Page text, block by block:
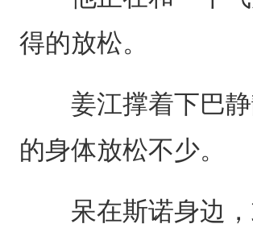
得的放松。
姜江撑着下巴静
的身体放松不少。
呆在斯诺身边，